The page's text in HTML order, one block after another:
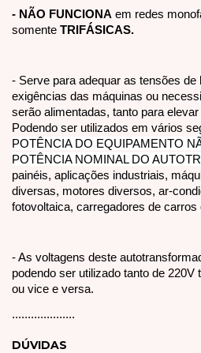
- NÃO FUNCIONA em redes
somente TRIFÁSICAS.
- Serve para adequar as tensões de
exigências das máquinas ou
serão alimentadas, tanto para
Podendo ser utilizados em vários
POTÊNCIA DO EQUIPAMENTO
POTÊNCIA NOMINAL DO
painéis, aplicações industriais,
diversas, motores diversos, ar-
fotovoltaica, carregadores de carros
- As voltagens deste
podendo ser utilizado tanto de
ou vice e versa.
....................
DÚVIDAS